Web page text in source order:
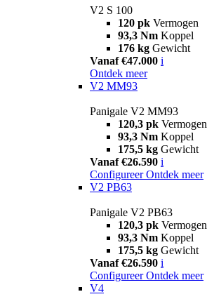
V2 S 100
120 pk Vermogen
93,3 Nm Koppel
176 kg Gewicht
Vanaf €47.000 i
Ontdek meer
V2 MM93
Panigale V2 MM93
120,3 pk Vermogen
93,3 Nm Koppel
175,5 kg Gewicht
Vanaf €26.590 i
Configureer Ontdek meer
V2 PB63
Panigale V2 PB63
120,3 pk Vermogen
93,3 Nm Koppel
175,5 kg Gewicht
Vanaf €26.590 i
Configureer Ontdek meer
V4